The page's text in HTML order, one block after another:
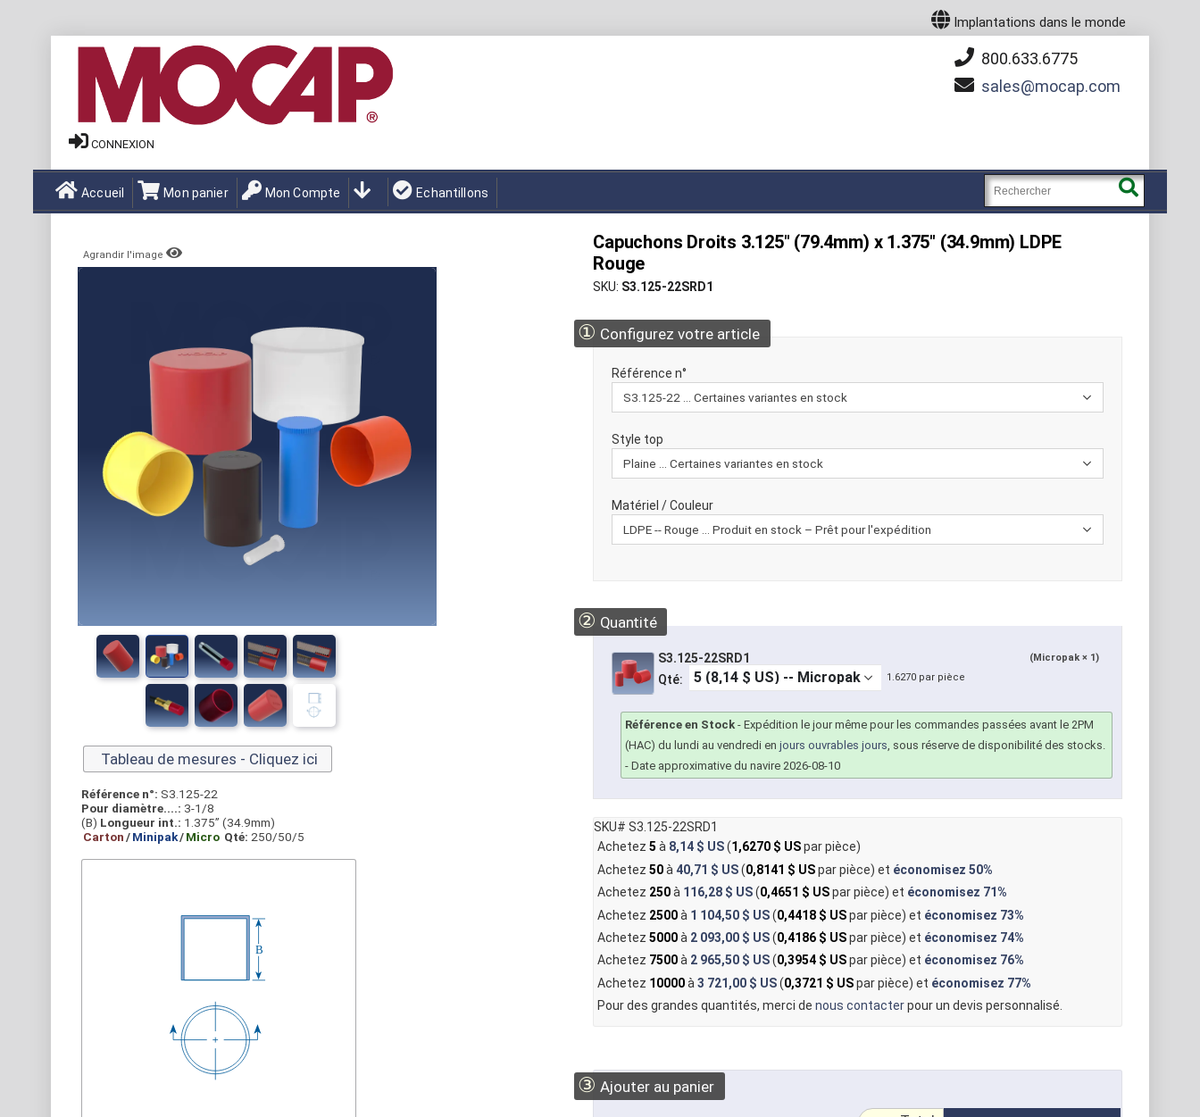
Implantations dans le monde
800.633.6775
sales
mocap.com
CONNEXION
Accueil Mon panier Mon Compte Echantillons
Capuchons Droits 3.125" (79.4mm) x 1.375" (34.9mm) LDPE
Rouge
SKU S3.125-22SRD1
① Configurez votre article
Référence n°
Style top
Matériel / Couleur
② Quantité
S3.125-22SRD1 (Micropak × 1)
Qté: 1.6270 par pièce
Référence en Stock -Expédition le jour même pour les commandes passées avant le 2PM
(HAC) du lundi au vendredi enjours ouvrables jours, sous réserve de disponibilité des stocks.
- Date approximative du navire 2026-08-10
SKU# S3.125-22SRD1
Achetez 5 à 8,14 $ US(1,6270 $ USpar pièce)
Achetez 50à 40,71 $ US(0,8141 $ USpar pièce) et économisez 50%
Achetez 250à 116,28 $ US(0,4651 $ USpar pièce) et économisez 71%
Achetez 2500à 1 104,50 $ US(0,4418 $ USpar pièce) et économisez 73%
Achetez 5000à 2 093,00 $ US(0,4186 $ USpar pièce) et économisez 74%
Achetez 7500à 2 965,50 $ US(0,3954 $ USpar pièce) et économisez 76%
Achetez 10000à 3 721,00 $ US(0,3721 $ USpar pièce) et économisez 77%
Pour des grandes quantités, merci de nous contacterpour un devis personnalisé.
③ Ajouter au panier
Agrandir l'image
Tableau de mesures - Cliquez ici
Référence n°: S3.125-22
Pour diamètre....: 3-1/8
(B) Longueur int.: 1.375” (34.9mm)
Carton/Minipak/Micro Qté: 250/50/5